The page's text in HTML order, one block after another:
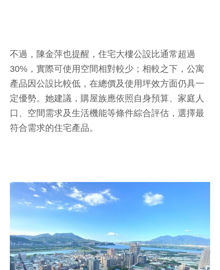
不過，陳金萍也提醒，住宅大樓公設比通常超過
30%，實際可使用空間相對較少；相較之下，公寓
產品因公設比較低，在總價及使用坪效方面仍具一
定優勢。她建議，購屋族應依照自身預算、家庭人
口、空間需求及生活機能等條件綜合評估，選擇最
符合需求的住宅產品。